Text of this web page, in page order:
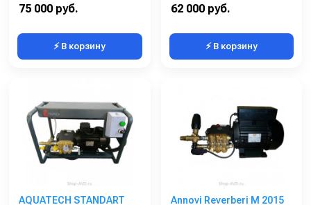
75 000 руб.
⚡ В корзину
62 000 руб.
⚡ В корзину
AQUATECH STANDART
Annovi Reverberi M 2015